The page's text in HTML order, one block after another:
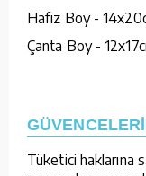
Hafız Boy -
Çanta Boy -
Tüketici haklarına